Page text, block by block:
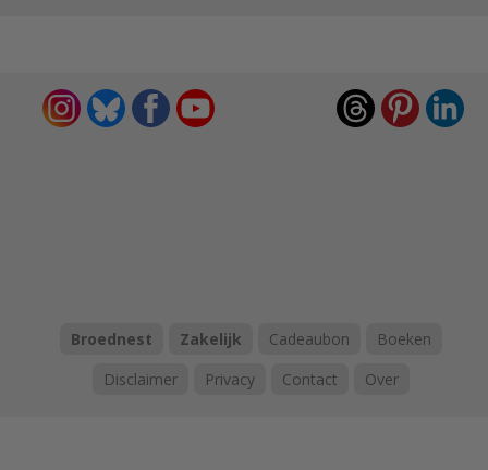
Broednest Zakelijk Cadeaubon
Boeken
Disclaimer
Privacy Contact Over